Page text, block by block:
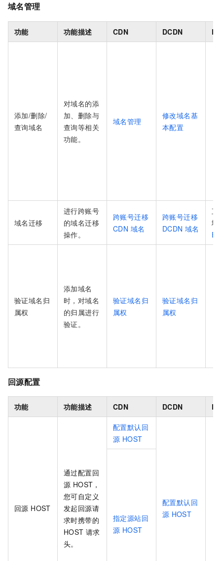
域名管理
功能 功能描述 CDN DCDN
添加/删除/
查询域名
对域名的添
加、删除与
查询等相关
功能。
域名管理
修改域名基
本配置
域名迁移
进行跨账号
的域名迁移
操作。
跨账号迁移
CDN 域名
跨账号迁移
DCDN 域名
直
域
验证域名归
属权
添加域名
时，对域名
的归属进行
验证。
验证域名归
属权
验证域名归
属权
回源配置
功能 功能描述 CDN DCDN
回源 HOST
通过配置回
源 HOST，
您可自定义
发起回源请
求时携带的
HOST 请求
头。
配置默认回
源 HOST
配置默认回
源 HOST
指定源站回
源 HOST